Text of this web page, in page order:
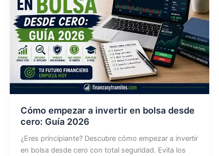
ganar
dinero?
2026
Cómo empezar a invertir en bolsa desde
cero: Guía 2026
¿Eres principiante? Descubre cómo empezar a invertir
en bolsa desde cero con total seguridad. Evita los